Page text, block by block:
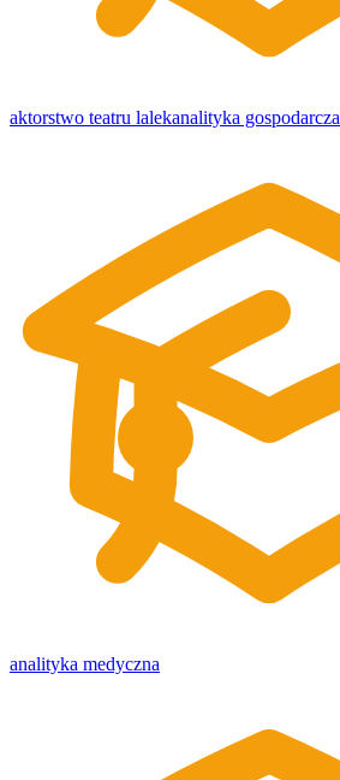
aktorstwo teatru lalekanalityka gospodarcza
analityka medyczna